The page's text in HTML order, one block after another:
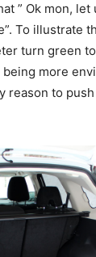
” Ok mon, let
To illustrate
turn green
being more
reason to